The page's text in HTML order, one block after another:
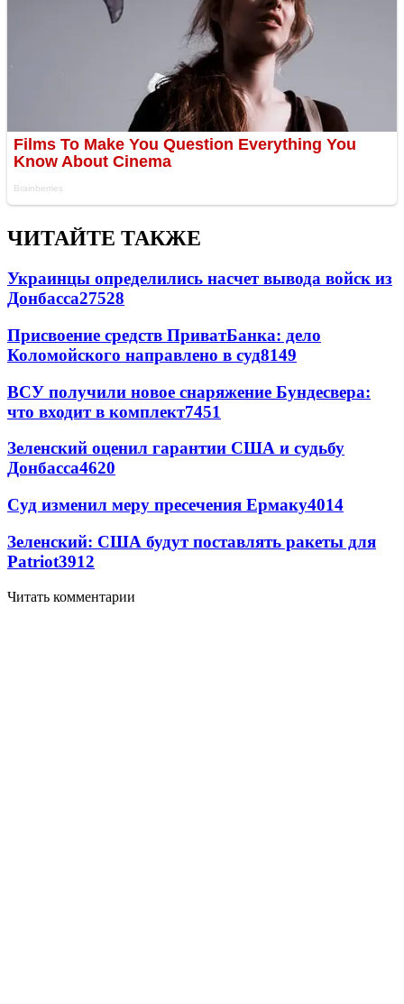
ЧИТАЙТЕ ТАКЖЕ
Украинцы определились насчет вывода войск из
Донбасса27528
Присвоение средств ПриватБанка: дело
Коломойского направлено в суд8149
ВСУ получили новое снаряжение Бундесвера:
что входит в комплект7451
Зеленский оценил гарантии США и судьбу
Донбасса4620
Суд изменил меру пресечения Ермаку4014
Зеленский: США будут поставлять ракеты для
Patriot3912
Читать комментарии